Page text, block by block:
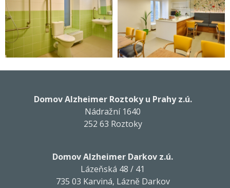
Domov Alzheimer Roztoky u Prahy z.ú.
Nádražní 1640
252 63 Roztoky
Domov Alzheimer Darkov z.ú.
Lázeňská 48 / 41
735 03 Karviná, Lázně Darkov